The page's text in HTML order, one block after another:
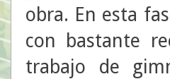
obra. En esta
con bastante
trabajo de